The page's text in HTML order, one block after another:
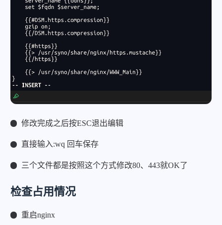
修改完成之后按ESC退出编辑
直接输入:wq 回车保存
三个文件都是按照这个方式修改80、443就OK了
检查占用情况
重启nginx